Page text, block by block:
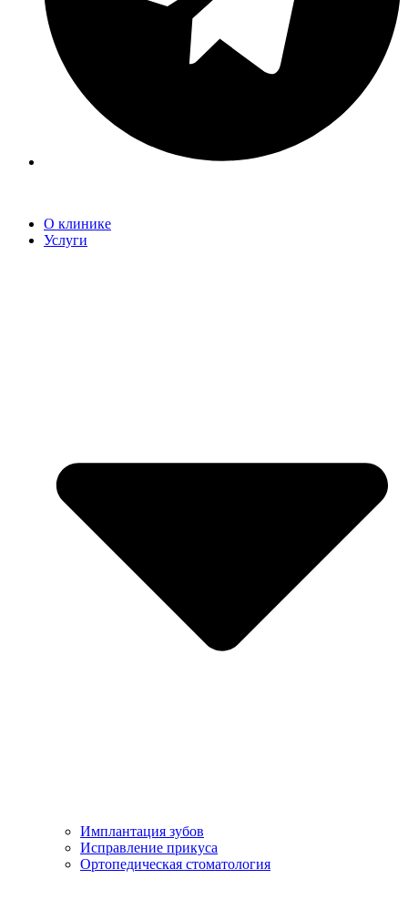
О клинике
Услуги
Имплантация зубов
Исправление прикуса
Ортопедическая стоматология